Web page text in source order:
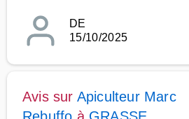
DE
15/10/2025
Avis sur Apiculteur Marc